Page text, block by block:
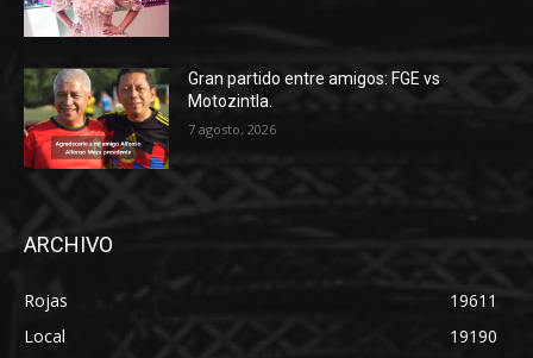
Gran partido entre amigos: FGE vs
Motozintla.
7 agosto, 2026
ARCHIVO
Rojas
19611
Local
19190